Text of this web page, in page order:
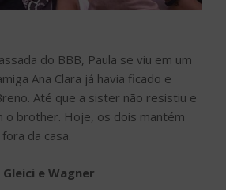
do BBB, Paula se viu em um
Ana Clara já havia ficado e
Até que a sister não resistiu e
o brother. Hoje, os dois mantém
da casa.
Gleici e Wagner